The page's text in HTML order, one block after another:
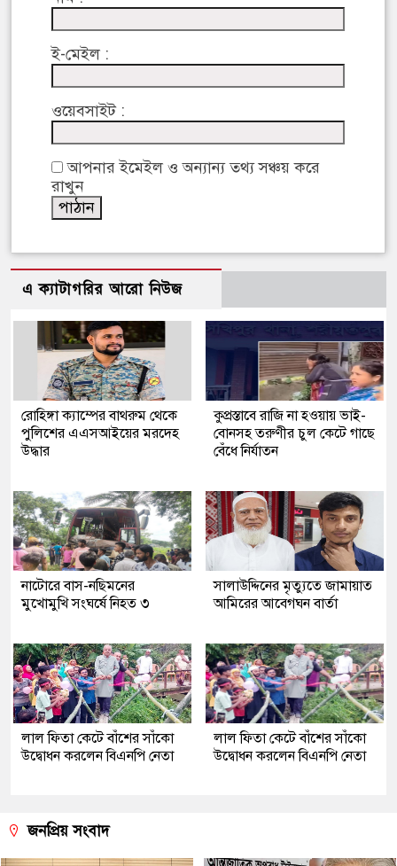
ই-মেইল :
ওয়েবসাইট :
আপনার ইমেইল ও অন্যান্য তথ্য সঞ্চয় করে
রাখুন
এ ক্যাটাগরির আরো নিউজ
রোহিঙ্গা ক্যাম্পের বাথরুম থেকে
পুলিশের এএসআইয়ের মরদেহ
উদ্ধার
কুপ্রস্তাবে রাজি না হওয়ায় ভাই-
বোনসহ তরুণীর চুল কেটে গাছে
বেঁধে নির্যাতন
নাটোরে বাস-নছিমনের
মুখোমুখি সংঘর্ষে নিহত ৩
সালাউদ্দিনের মৃত্যুতে জামায়াত
আমিরের আবেগঘন বার্তা
লাল ফিতা কেটে বাঁশের সাঁকো
উদ্বোধন করলেন বিএনপি নেতা
লাল ফিতা কেটে বাঁশের সাঁকো
উদ্বোধন করলেন বিএনপি নেতা
জনপ্রিয় সংবাদ